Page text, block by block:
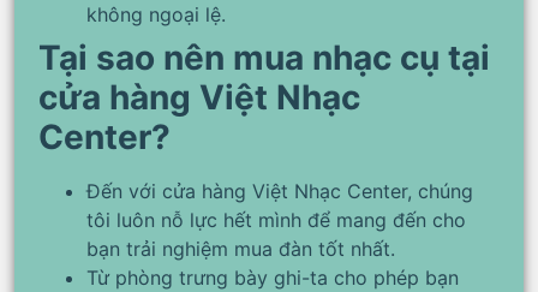
không ngoại lệ.
Tại sao nên mua nhạc cụ tại
cửa hàng Việt Nhạc
Center?
Đến với cửa hàng Việt Nhạc Center, chúng
tôi luôn nỗ lực hết mình để mang đến cho
bạn trải nghiệm mua đàn tốt nhất.
Từ phòng trưng bày ghi-ta cho phép bạn